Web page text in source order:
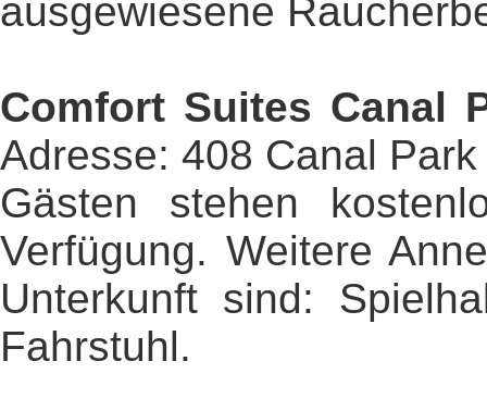
ausgewiesene
Comfort Suites Canal
Adresse: 408 Canal
Gästen stehen
Verfügung. Weitere
Unterkunft sind:
Fahrstuhl.